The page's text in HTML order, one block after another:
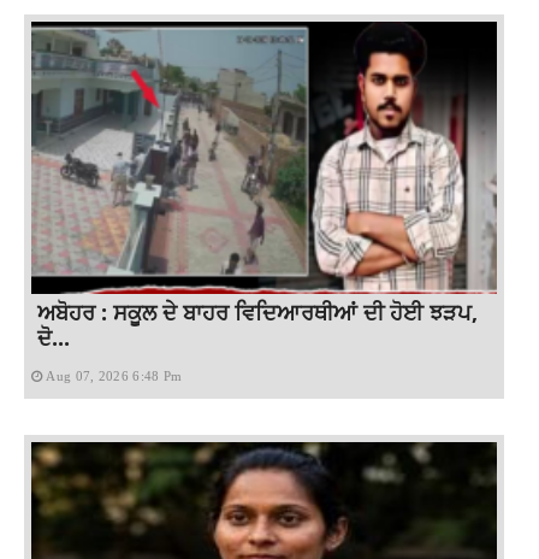
ਅਬੋਹਰ : ਸਕੂਲ ਦੇ ਬਾਹਰ ਵਿਦਿਆਰਥੀਆਂ ਦੀ ਹੋਈ ਝੜਪ,
ਦੋ...
Aug 07, 2026 6:48 Pm